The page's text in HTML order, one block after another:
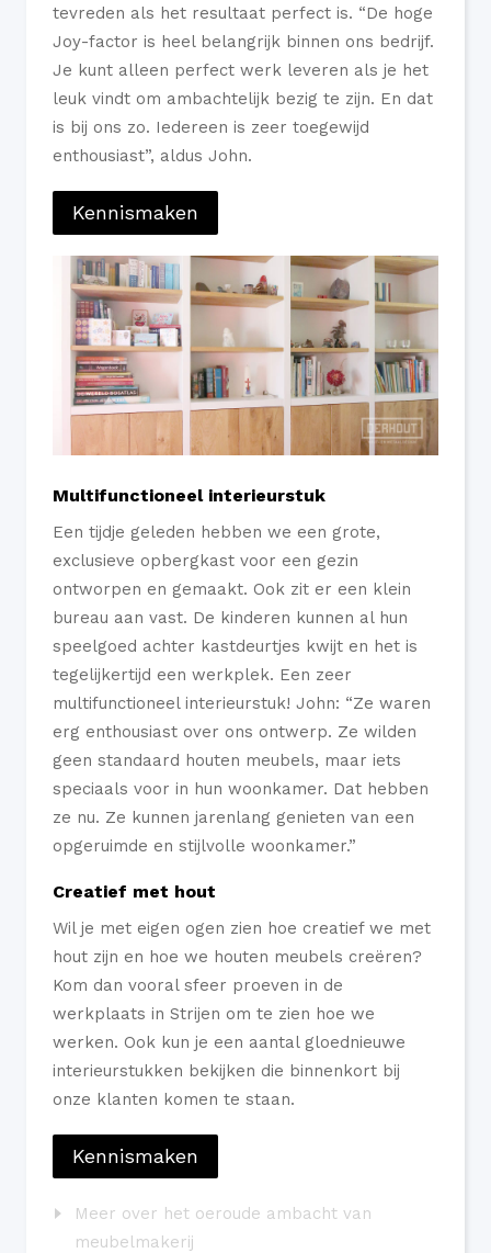
tevreden als het resultaat perfect is. “De hoge
Joy-factor is heel belangrijk binnen ons bedrijf.
Je kunt alleen perfect werk leveren als je het
leuk vindt om ambachtelijk bezig te zijn. En dat
is bij ons zo. Iedereen is zeer toegewijd
enthousiast”, aldus John.
Kennismaken
Multifunctioneel interieurstuk
Een tijdje geleden hebben we een grote,
exclusieve opbergkast voor een gezin
ontworpen en gemaakt. Ook zit er een klein
bureau aan vast. De kinderen kunnen al hun
speelgoed achter kastdeurtjes kwijt en het is
tegelijkertijd een werkplek. Een zeer
multifunctioneel interieurstuk! John: “Ze waren
erg enthousiast over ons ontwerp. Ze wilden
geen standaard houten meubels, maar iets
speciaals voor in hun woonkamer. Dat hebben
ze nu. Ze kunnen jarenlang genieten van een
opgeruimde en stijlvolle woonkamer.”
Creatief met hout
Wil je met eigen ogen zien hoe creatief we met
hout zijn en hoe we houten meubels creëren?
Kom dan vooral sfeer proeven in de
werkplaats in Strijen om te zien hoe we
werken. Ook kun je een aantal gloednieuwe
interieurstukken bekijken die binnenkort bij
onze klanten komen te staan.
Kennismaken
Meer over het oeroude ambacht van
meubelmakerij